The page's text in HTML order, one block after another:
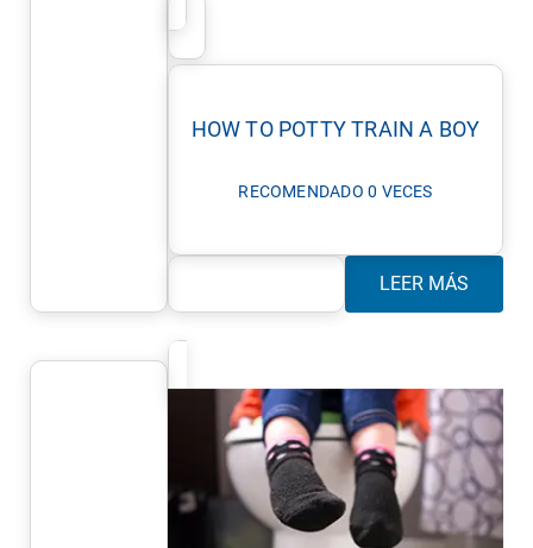
HOW TO POTTY TRAIN A BOY
RECOMENDADO 0 VECES
LEER MÁS